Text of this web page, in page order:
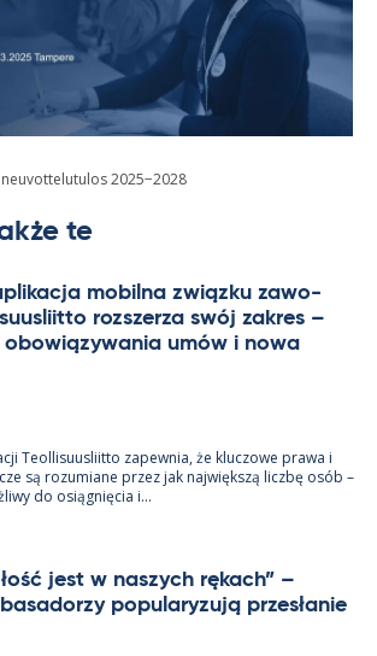
2025−2028
te
mo­bilna związku zawo­
rozszerza swój za­kres –
obowiązywa­nia umów i nowa
Teol­li­suus­liitto za­pew­nia, że kluczowe prawa i
są rozu­miane przez jak największą liczbę osób –
do osiąg­nięcia i...
jest w naszych rę­kach” –
po­pu­la­ryzują przesła­nie